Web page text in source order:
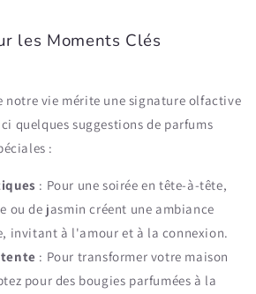
les Moments Clés
notre vie mérite une signature olfactive
quelques suggestions de parfums
:
: Pour une soirée en tête-à-tête,
ou de jasmin créent une ambiance
invitant à l'amour et à la connexion.
: Pour transformer votre maison
pour des bougies parfumées à la